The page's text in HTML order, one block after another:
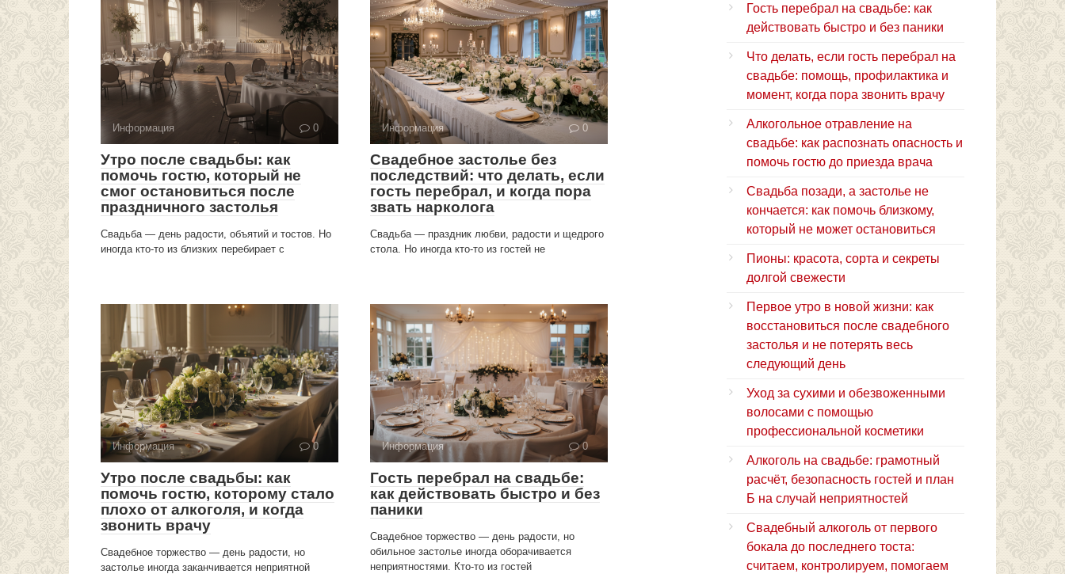
Информация 0
Утро после свадьбы: как
помочь гостю, который не
смог остановиться после
праздничного застолья
Свадьба — день радости, объятий и тостов. Но
иногда кто-то из близких перебирает с
Информация 0
Свадебное застолье без
последствий: что делать, если
гость перебрал, и когда пора
звать нарколога
Свадьба — праздник любви, радости и щедрого
стола. Но иногда кто-то из гостей не
Информация 0
Утро после свадьбы: как
помочь гостю, которому стало
плохо от алкоголя, и когда
звонить врачу
Свадебное торжество — день радости, но
застолье иногда заканчивается неприятной
Информация 0
Гость перебрал на свадьбе:
как действовать быстро и без
паники
Свадебное торжество — день радости, но
обильное застолье иногда оборачивается
неприятностями. Кто-то из гостей
Гость перебрал на свадьбе: как
действовать быстро и без паники
Что делать, если гость перебрал на
свадьбе: помощь, профилактика и
момент, когда пора звонить врачу
Алкогольное отравление на
свадьбе: как распознать опасность и
помочь гостю до приезда врача
Свадьба позади, а застолье не
кончается: как помочь близкому,
который не может остановиться
Пионы: красота, сорта и секреты
долгой свежести
Первое утро в новой жизни: как
восстановиться после свадебного
застолья и не потерять весь
следующий день
Уход за сухими и обезвоженными
волосами с помощью
профессиональной косметики
Алкоголь на свадьбе: грамотный
расчёт, безопасность гостей и план
Б на случай неприятностей
Свадебный алкоголь от первого
бокала до последнего тоста:
считаем, контролируем, помогаем